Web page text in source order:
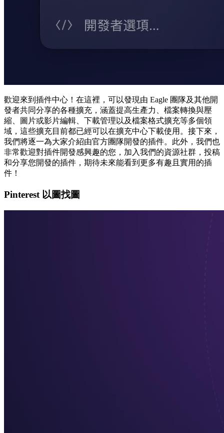
歡迎來到插件中心！在這裡，可以發現由 Eagle 團隊及其他開
發者共同分享的各種擴充，涵蓋提高生產力、檔案轉換與壓
縮、圖片或影片編輯、下載管理以及檔案格式擴充等多個領
域，這些擴充目前都已經可以在擴充中心下載使用。接下來，
我們將逐一為大家介紹由官方團隊開發的插件。此外，我們也
非常歡迎對插件開發感興趣的您，加入我們的資源社群，投稿
和分享您開發的插件，期待未來能看到更多有趣且實用的插
件！
Pinterest 以圖找圖